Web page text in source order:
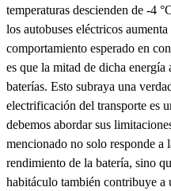
temperaturas descienden de -4
los autobuses eléctricos
comportamiento esperado en
es que la mitad de dicha energía
baterías. Esto subraya una
electrificación del transporte es
debemos abordar sus
mencionado no solo responde a
rendimiento de la batería, sino
habitáculo también contribuye